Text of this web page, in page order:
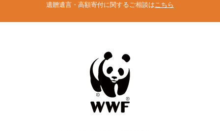
遺贈遺言・高額寄付に関するご相談は こちら